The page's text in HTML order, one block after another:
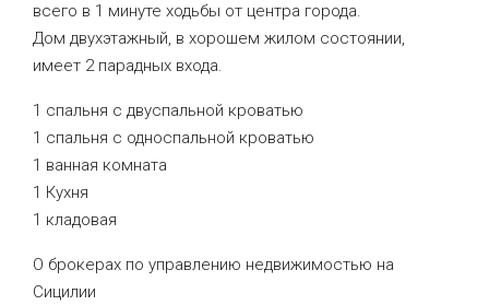
всего в 1 минуте ходьбы от центра города.
Дом двухэтажный, в хорошем жилом состоянии,
имеет 2 парадных входа.
1 спальня с двуспальной кроватью
1 спальня с односпальной кроватью
1 ванная комната
1 Кухня
1 кладовая
О брокерах по управлению недвижимостью на
Сицилии